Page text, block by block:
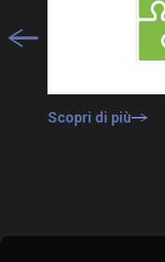
Scopri di più